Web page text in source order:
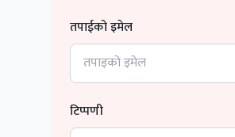
तपाईको इमेल
टिप्पणी